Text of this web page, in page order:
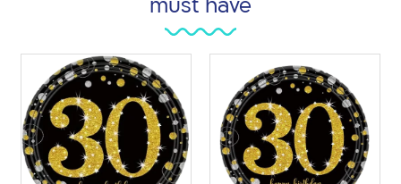
must have